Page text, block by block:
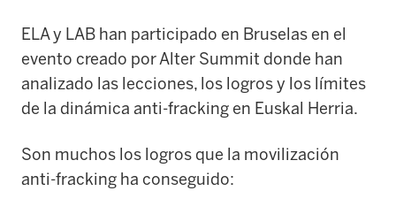
ELA y LAB han participado en Bruselas en el
evento creado por Alter Summit donde han
analizado las lecciones, los logros y los límites
de la dinámica anti-fracking en Euskal Herria.
Son muchos los logros que la movilización
anti-fracking ha conseguido: